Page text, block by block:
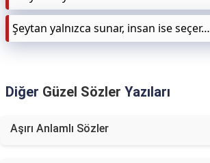
Şeytan yalnızca sunar, insan ise seçer…
Diğer Güzel Sözler Yazıları
Aşırı Anlamlı Sözler